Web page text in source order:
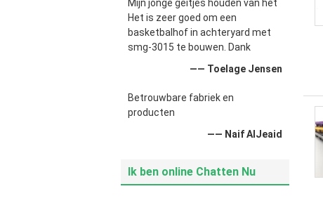
Mijn jonge geitjes houden van het
Het is zeer goed om een
basketbalhof in achteryard met
smg-3015 te bouwen. Dank
—— Toelage Jensen
Betrouwbare fabriek en
producten
—— Naif AlJeaid
Ik ben online Chatten Nu